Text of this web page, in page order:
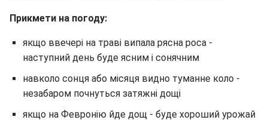
Прикмети на погоду:
якщо ввечері на траві випала рясна роса -
наступний день буде ясним і сонячним
навколо сонця або місяця видно туманне коло -
незабаром почнуться затяжні дощі
якщо на Февронію йде дощ - буде хороший урожай